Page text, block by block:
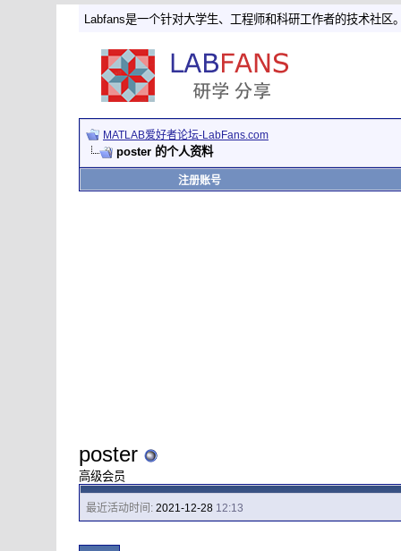
Labfans是一个针对大学生、工程师和科研工作者的技术社区
MATLAB爱好者论坛-LabFans.com
poster 的个人资料
注册账号
poster
高级会员
最近活动时间:2021-12-28 12:13